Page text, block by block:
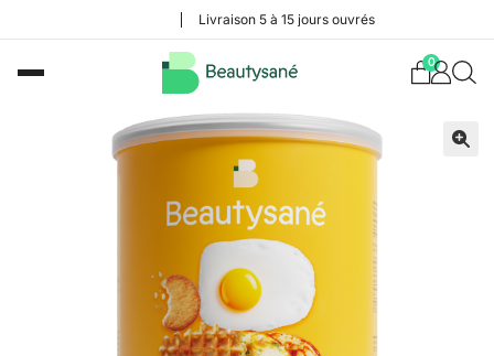
Livraison 5 à 15 jours ouvrés
0